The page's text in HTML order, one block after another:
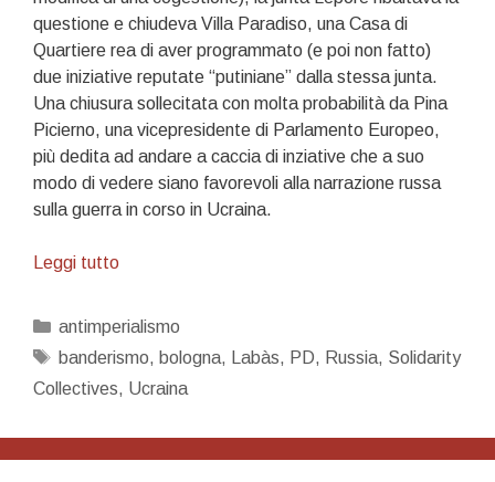
questione e chiudeva Villa Paradiso, una Casa di
Quartiere rea di aver programmato (e poi non fatto)
due iniziative reputate “putiniane” dalla stessa junta.
Una chiusura sollecitata con molta probabilità da Pina
Picierno, una vicepresidente di Parlamento Europeo,
più dedita ad andare a caccia di inziative che a suo
modo di vedere siano favorevoli alla narrazione russa
sulla guerra in corso in Ucraina.
Leggi tuttoBologna
Categorie
antimperialismo
Tag
banderismo, bologna, Labàs, PD, Russia, Solidarity
Collectives, Ucraina